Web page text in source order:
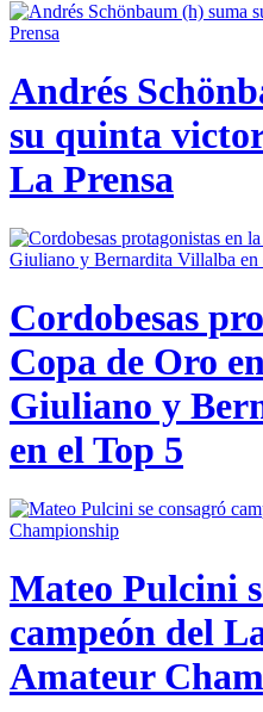
Andrés
su quinta
La Prensa
Cordobesas
Copa de Oro
Giuliano y
en el Top 5
Mateo Pulcini
campeón del
Amateur